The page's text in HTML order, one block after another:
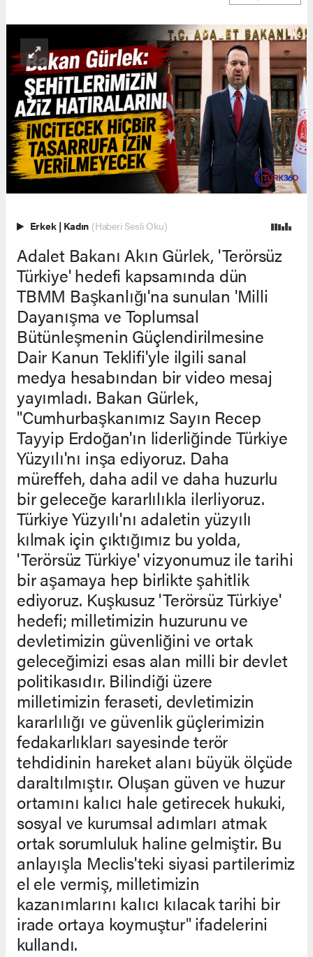
Erkek | Kadın (Haberi Sesli Oku)
Adalet Bakanı Akın Gürlek, 'Terörsüz
Türkiye' hedefi kapsamında dün
TBMM Başkanlığı'na sunulan 'Milli
Dayanışma ve Toplumsal
Bütünleşmenin Güçlendirilmesine
Dair Kanun Teklifi'yle ilgili sanal
medya hesabından bir video mesaj
yayımladı. Bakan Gürlek,
"Cumhurbaşkanımız Sayın Recep
Tayyip Erdoğan'ın liderliğinde Türkiye
Yüzyılı'nı inşa ediyoruz. Daha
müreffeh, daha adil ve daha huzurlu
bir geleceğe kararlılıkla ilerliyoruz.
Türkiye Yüzyılı'nı adaletin yüzyılı
kılmak için çıktığımız bu yolda,
'Terörsüz Türkiye' vizyonumuz ile tarihi
bir aşamaya hep birlikte şahitlik
ediyoruz. Kuşkusuz 'Terörsüz Türkiye'
hedefi; milletimizin huzurunu ve
devletimizin güvenliğini ve ortak
geleceğimizi esas alan milli bir devlet
politikasıdır. Bilindiği üzere
milletimizin feraseti, devletimizin
kararlılığı ve güvenlik güçlerimizin
fedakarlıkları sayesinde terör
tehdidinin hareket alanı büyük ölçüde
daraltılmıştır. Oluşan güven ve huzur
ortamını kalıcı hale getirecek hukuki,
sosyal ve kurumsal adımları atmak
ortak sorumluluk haline gelmiştir. Bu
anlayışla Meclis'teki siyasi partilerimiz
el ele vermiş, milletimizin
kazanımlarını kalıcı kılacak tarihi bir
irade ortaya koymuştur" ifadelerini
kullandı.